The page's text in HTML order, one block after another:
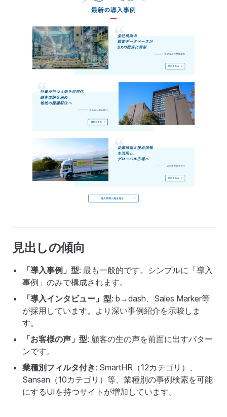
見出しの傾向
「導入事例」型: 最も一般的です。シンプルに「導入
事例」のみで構成されます。
「導入インタビュー」型: b→dash、Sales Marker等
が採用しています。より深い事例紹介を示唆しま
す。
「お客様の声」型: 顧客の生の声を前面に出すパター
ンです。
業種別フィルタ付き: SmartHR（12カテゴリ）、
Sansan（10カテゴリ）等、業種別の事例検索を可能
にするUIを持つサイトが増加しています。